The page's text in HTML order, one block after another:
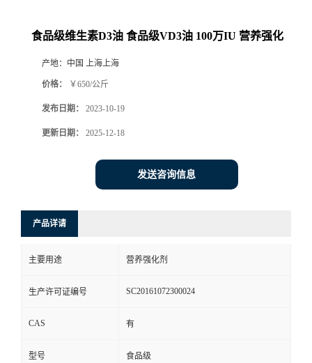
食品级维生素D3油 食品级VD3油 100万IU 营养强化
产地： 中国 上海上海
价格： ￥650/公斤
发布日期： 2023-10-19
更新日期： 2025-12-18
发送咨询信息
产品详请
主要用途 营养强化剂
生产许可证编号 SC20161072300024
CAS 有
型号 食品级